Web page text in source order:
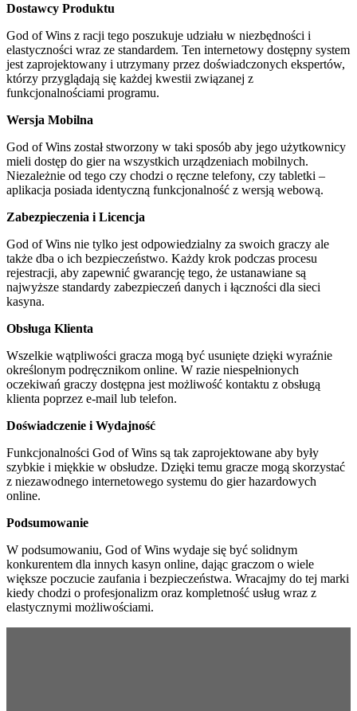
Dostawcy Produktu
God of Wins z racji tego poszukuje udziału w niezbędności i
elastyczności wraz ze standardem. Ten internetowy dostępny system
jest zaprojektowany i utrzymany przez doświadczonych ekspertów,
którzy przyglądają się każdej kwestii związanej z
funkcjonalnościami programu.
Wersja Mobilna
God of Wins został stworzony w taki sposób aby jego użytkownicy
mieli dostęp do gier na wszystkich urządzeniach mobilnych.
Niezależnie od tego czy chodzi o ręczne telefony, czy tabletki –
aplikacja posiada identyczną funkcjonalność z wersją webową.
Zabezpieczenia i Licencja
God of Wins nie tylko jest odpowiedzialny za swoich graczy ale
także dba o ich bezpieczeństwo. Każdy krok podczas procesu
rejestracji, aby zapewnić gwarancję tego, że ustanawiane są
najwyższe standardy zabezpieczeń danych i łączności dla sieci
kasyna.
Obsługa Klienta
Wszelkie wątpliwości gracza mogą być usunięte dzięki wyraźnie
określonym podręcznikom online. W razie niespełnionych
oczekiwań graczy dostępna jest możliwość kontaktu z obsługą
klienta poprzez e-mail lub telefon.
Doświadczenie i Wydajność
Funkcjonalności God of Wins są tak zaprojektowane aby były
szybkie i miękkie w obsłudze. Dzięki temu gracze mogą skorzystać
z niezawodnego internetowego systemu do gier hazardowych
online.
Podsumowanie
W podsumowaniu, God of Wins wydaje się być solidnym
konkurentem dla innych kasyn online, dając graczom o wiele
większe poczucie zaufania i bezpieczeństwa. Wracajmy do tej marki
kiedy chodzi o profesjonalizm oraz kompletność usług wraz z
elastycznymi możliwościami.